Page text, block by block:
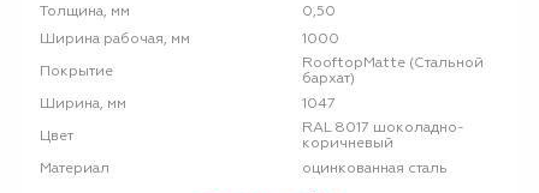
Толщина, мм
0,50
Ширина рабочая, мм
1000
Покрытие
RooftopMatte (Стальной
бархат)
Ширина, мм
1047
Цвет
RAL 8017 шоколадно-
коричневый
Материал
оцинкованная сталь